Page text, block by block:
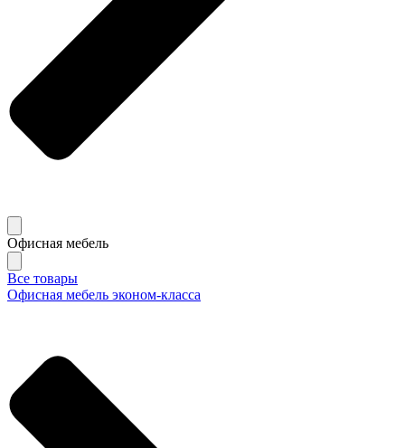
Офисная мебель
Все товары
Офисная мебель эконом-класса